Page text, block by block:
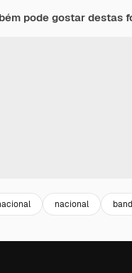
pode gostar destas
nacional